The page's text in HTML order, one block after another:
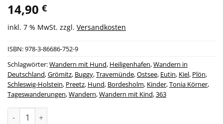
14,90 €
inkl. 7 % MwSt. zzgl. Versandkosten
ISBN:978-3-86686-752-9
Schlagwörter:Wandern mit Hund, Heiligenhafen,Wandern in
Deutschland,Grömitz, Buggy,Travemünde,Ostsee, Eutin, Kiel, Plön,
Schleswig-Holstein, Preetz, Hund, Bordesholm, Kinder,Tonia Körner,
Tageswanderungen,Wandern,Wandern mit Kind,363
Wanderführer Holsteiner Land - 23 Tageswanderungen Menge
Alternative: